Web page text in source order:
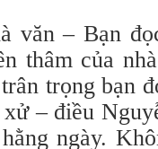
văn – Bạn
thâm của
trọng bạn
– điều
ngày.